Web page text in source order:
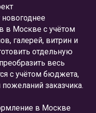
в Москве с учётом
галерей, витрин и
отдельную
весь
с учётом бюджета,
заказчика.
в Москве